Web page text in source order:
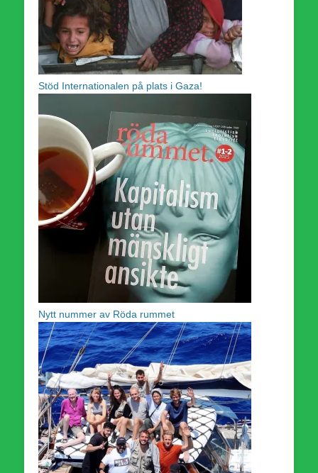
Stöd Internationalen på plats i Gaza!
Nytt nummer av Röda rummet